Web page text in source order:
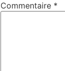
Commentaire *